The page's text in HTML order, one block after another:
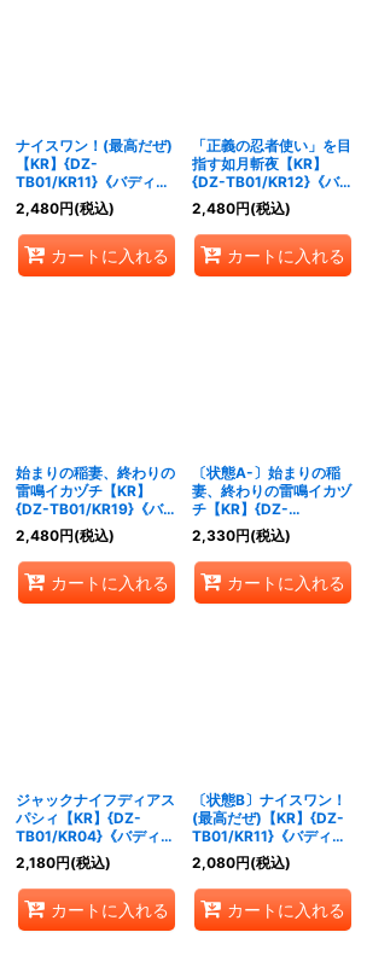
ナイスワン！(最高だぜ)
【KR】{DZ-
TB01/KR11}《バディフ
ァイト》
2,480円(税込)
カートに入れる
「正義の忍者使い」を目
指す如月斬夜【KR】
{DZ-TB01/KR12}《バデ
ィファイト》
2,480円(税込)
カートに入れる
始まりの稲妻、終わりの
雷鳴イカヅチ【KR】
{DZ-TB01/KR19}《バデ
ィファイト》
2,480円(税込)
カートに入れる
〔状態A-〕始まりの稲
妻、終わりの雷鳴イカヅ
チ【KR】{DZ-
TB01/KR19}《バディフ
ァイト》
2,330円(税込)
カートに入れる
ジャックナイフディアス
パシィ【KR】{DZ-
TB01/KR04}《バディフ
ァイト》
2,180円(税込)
カートに入れる
〔状態B〕ナイスワン！
(最高だぜ)【KR】{DZ-
TB01/KR11}《バディフ
ァイト》
2,080円(税込)
カートに入れる